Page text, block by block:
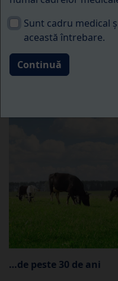
calitate
…de peste 30 de ani
Sunt cadru medical
această întrebare.